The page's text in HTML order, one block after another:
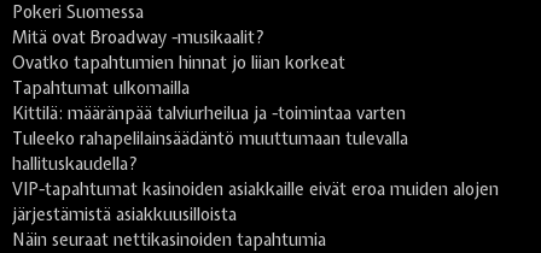
Pokeri Suomessa
Mitä ovat Broadway -musikaalit?
Ovatko tapahtumien hinnat jo liian korkeat
Tapahtumat ulkomailla
Kittilä: määränpää talviurheilua ja -toimintaa varten
Tuleeko rahapelilainsäädäntö muuttumaan tulevalla
hallituskaudella?
VIP-tapahtumat kasinoiden asiakkaille eivät eroa muiden alojen
järjestämistä asiakkuusilloista
Näin seuraat nettikasinoiden tapahtumia